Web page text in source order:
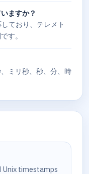
ますか？
ており、テレメト
す。
ミリ秒、秒、分、時
Unix timestamps